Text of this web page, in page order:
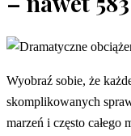
Wyobraź sobie, że
skomplikowanych
marzeń i często całego